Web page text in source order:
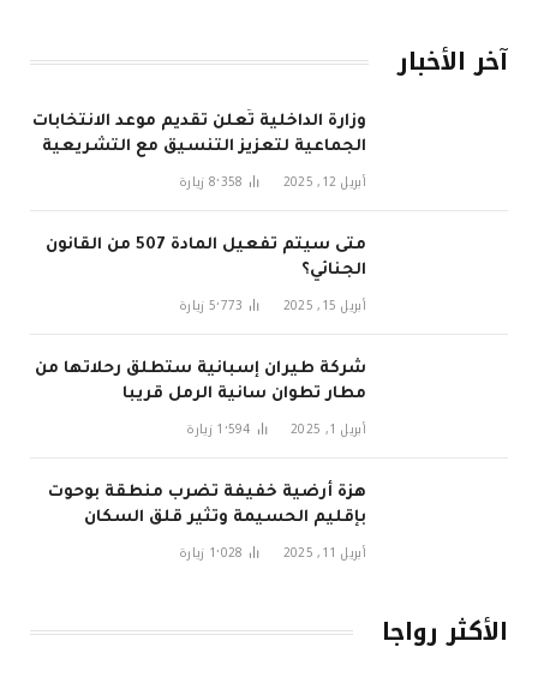
آخر الأخبار
وزارة الداخلية تُعلن تقديم موعد الانتخابات
الجماعية لتعزيز التنسيق مع التشريعية
في 2026
أبريل 12, 2025 8٬358 زيارة
متى سيتم تفعيل المادة 507 من القانون
الجنائي؟
أبريل 15, 2025 5٬773 زيارة
شركة طيران إسبانية ستطلق رحلاتها من
مطار تطوان سانية الرمل قريبا
أبريل 1, 2025 1٬594 زيارة
هزة أرضية خفيفة تضرب منطقة بوحوت
بإقليم الحسيمة وتثير قلق السكان
أبريل 11, 2025 1٬028 زيارة
الأكثر رواجا